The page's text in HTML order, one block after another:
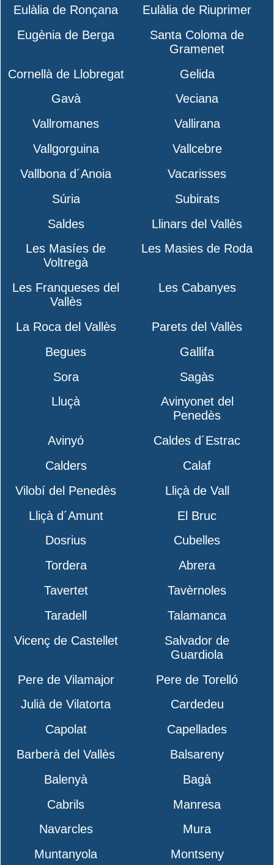
Eulàlia de Ronçana
Eulàlia de Riuprimer
Eugènia de Berga
Santa Coloma de
Gramenet
Cornellà de Llobregat
Gelida
Gavà
Veciana
Vallromanes
Vallirana
Vallgorguina
Vallcebre
Vallbona d´Anoia
Vacarisses
Súria
Subirats
Saldes
Llinars del Vallès
Les Masíes de
Voltregà
Les Masies de Roda
Les Franqueses del
Vallès
Les Cabanyes
La Roca del Vallès
Parets del Vallès
Begues
Gallifa
Sora
Sagàs
Lluçà
Avinyonet del
Penedès
Avinyó
Caldes d´Estrac
Calders
Calaf
Vilobí del Penedès
Lliçà de Vall
Lliçà d´Amunt
El Bruc
Dosrius
Cubelles
Tordera
Abrera
Tavertet
Tavèrnoles
Taradell
Talamanca
Vicenç de Castellet
Salvador de
Guardiola
Pere de Vilamajor
Pere de Torelló
Julià de Vilatorta
Cardedeu
Capolat
Capellades
Barberà del Vallès
Balsareny
Balenyà
Bagà
Cabrils
Manresa
Navarcles
Mura
Muntanyola
Montseny